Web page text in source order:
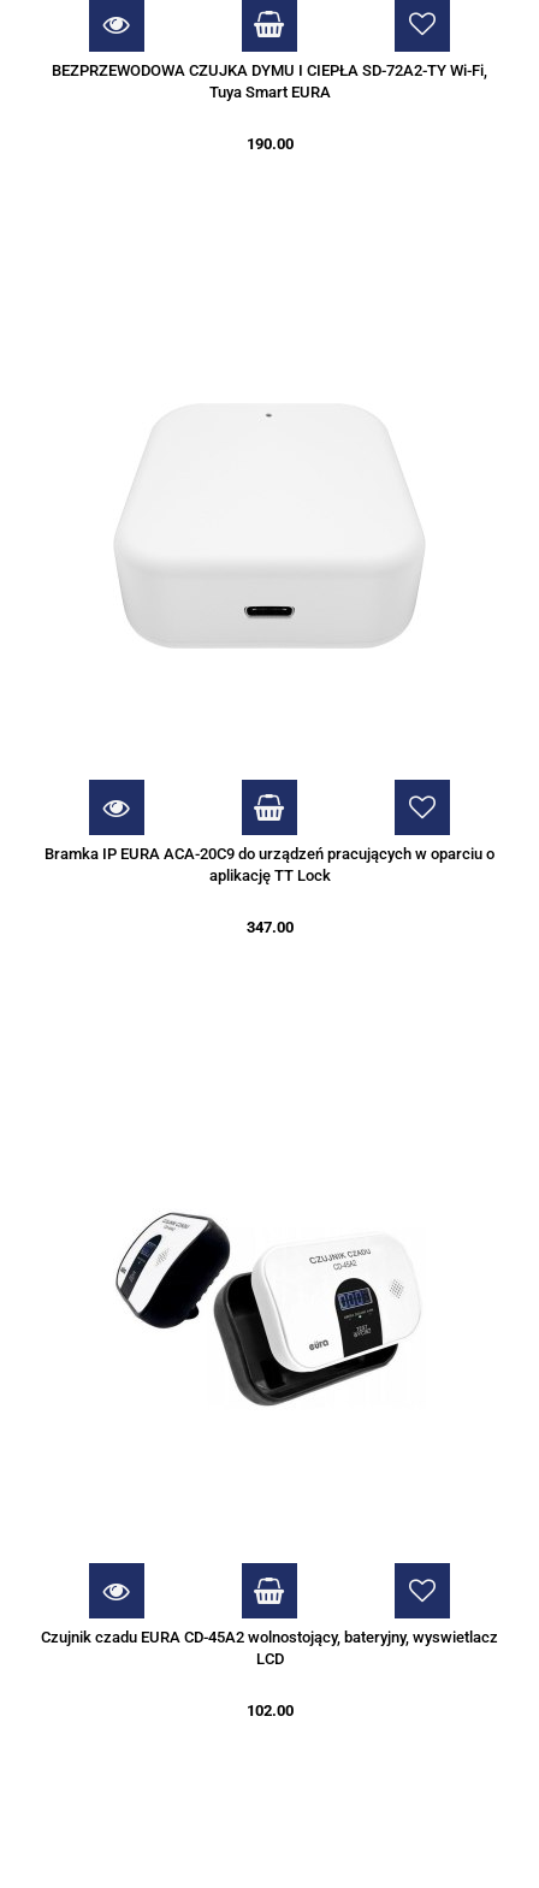
BEZPRZEWODOWA CZUJKA DYMU I CIEPŁA SD-72A2-TY Wi-Fi,
Tuya Smart EURA
190.00
Bramka IP EURA ACA-20C9 do urządzeń pracujących w oparciu o
aplikację TT Lock
347.00
Czujnik czadu EURA CD-45A2 wolnostojący, bateryjny, wyswietlacz
LCD
102.00